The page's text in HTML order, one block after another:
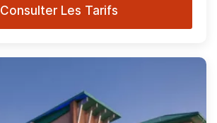
Consulter Les Tarifs